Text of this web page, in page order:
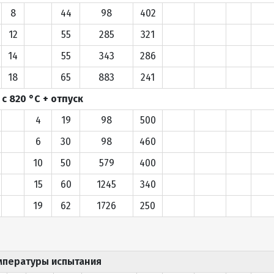
8 44 98
402
12
55 285
321
14
55 343
286
18
65 883
241
820 °С + отпуск
4
19 98
500
6
30 98
460
10
50 579
400
15
60 1245
340
19
62 1726 250
испытания